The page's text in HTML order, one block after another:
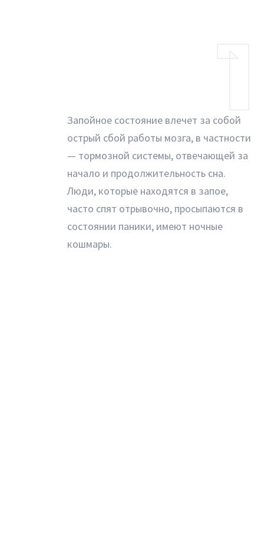
Запойное состояние влечет за собой
острый сбой работы мозга, в частности
— тормозной системы, отвечающей за
начало и продолжительность сна.
Люди, которые находятся в запое,
часто спят отрывочно, просыпаются в
состоянии паники, имеют ночные
кошмары.